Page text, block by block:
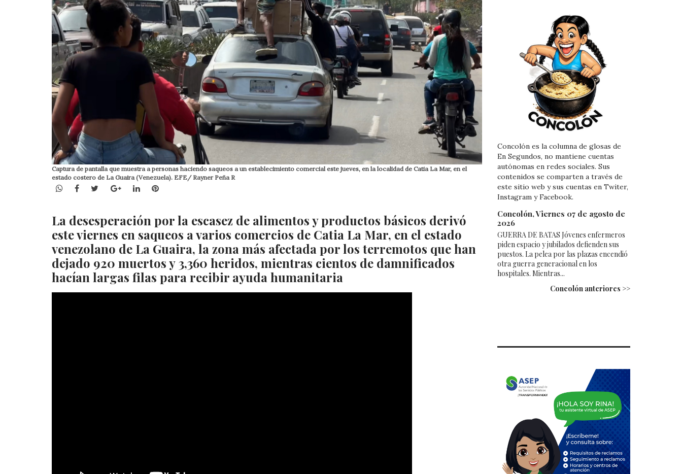
Captura de pantalla que muestra a personas haciendo saqueos a un establecimiento comercial este jueves, en la localidad de Catia La Mar, en el
estado costero de La Guaira (Venezuela). EFE/ Rayner Peña R
WhatsApp
Facebook
TwitterGoogle+LinkedInPinterest
La desesperación por la escasez de alimentos y productos básicos derivó
este viernes en saqueos a varios comercios de Catia La Mar, en el estado
venezolano de La Guaira, la zona más afectada por los terremotos que han
dejado 920 muertos y 3,360 heridos, mientras cientos de damnificados
hacían largas filas para recibir ayuda humanitaria
Concolón es la columna de glosas de
En Segundos, no mantiene cuentas
autónomas en redes sociales. Sus
contenidos se comparten a través de
este sitio web y sus cuentas en Twiter,
Instagram y Facebook.
Concolón, Viernes 07 de agosto de
2026
GUERRA DE BATAS Jóvenes enfermeros
piden espacio y jubilados defienden sus
puestos. La pelea por las plazas encendió
otra guerra generacional en los
hospitales. Mientras...
Concolón anteriores >>